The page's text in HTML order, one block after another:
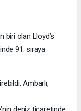
biri olan Lloyd’s
91. sıraya
Ambarlı,
deniz ticaretinde